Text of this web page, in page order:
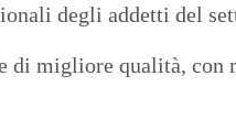
degli addetti del
di migliore qualità, con